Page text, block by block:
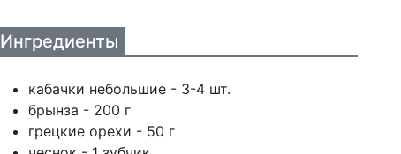
Ингредиенты
кабачки небольшие - 3-4 шт.
брынза - 200 г
грецкие орехи - 50 г